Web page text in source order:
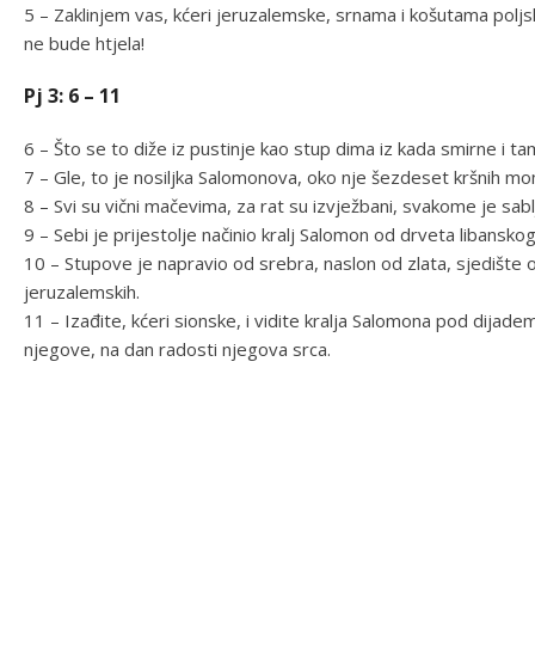
5 – Zaklinjem vas, kćeri jeruzalemske, srnama i košutama
ne bude htjela!
Pj 3: 6 – 11
6 – Što se to diže iz pustinje kao stup dima iz kada smirne i
7 – Gle, to je nosiljka Salomonova, oko nje šezdeset kršnih
8 – Svi su vični mačevima, za rat su izvježbani, svakome je
9 – Sebi je prijestolje načinio kralj Salomon od drveta
10 – Stupove je napravio od srebra, naslon od zlata, sjedište
jeruzalemskih.
11 – Izađite, kćeri sionske, i vidite kralja Salomona pod
njegove, na dan radosti njegova srca.